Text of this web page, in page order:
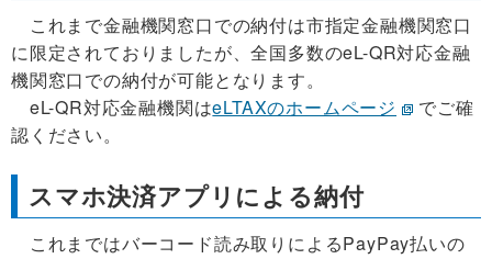
これまで金融機関窓口での納付は市指定金融機関窓口
に限定されておりましたが、全国多数のeL-QR対応金融
機関窓口での納付が可能となります。
eL-QR対応金融機関はeLTAXのホームページ
でご確
認ください。
スマホ決済アプリによる納付
これまではバーコード読み取りによるPayPay払いの